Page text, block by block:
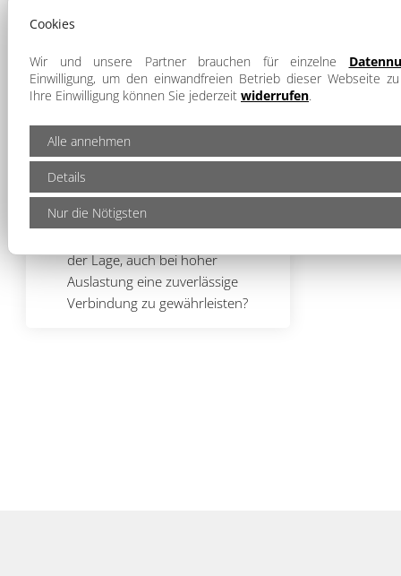
für Google und Besucher geladen?
Sind die Core Web Vitals (LCP, FID,
CLS) optimiert?
Fehlerseiten-Management
Gibt es benutzerfreundliche und
informative 404-Fehlerseiten, die
den Nutzer zurück zur Webseite
führen?
Server-Performance
der Lage, auch bei hoher
Auslastung eine zuverlässige
Verbindung zu gewährleisten?
Cookies
Wir und unsere Partner brauchen für einzelne
Einwilligung, um den einwandfreien Betrieb dieser Webseite
Ihre Einwilligung können Sie jederzeit widerrufen.
Alle annehmen
Details
Nur die Nötigsten